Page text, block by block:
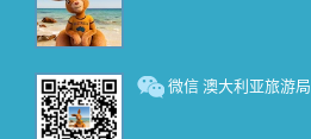
微信 澳大利亚旅游局